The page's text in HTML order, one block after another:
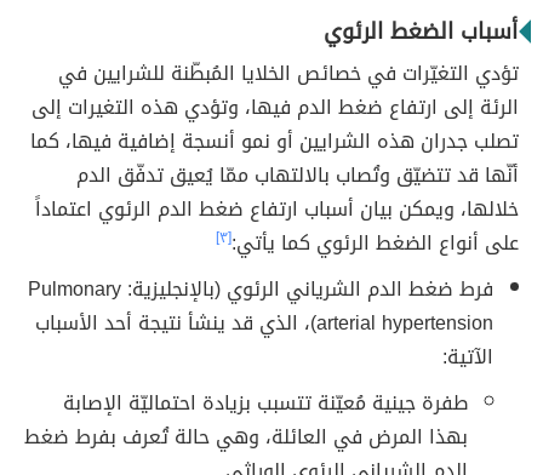
أسباب الضغط الرئوي
تؤدي التغيّرات في خصائص الخلايا المُبطّنة للشرايين في
الرئة إلى ارتفاع ضغط الدم فيها، وتؤدي هذه التغيرات إلى
تصلب جدران هذه الشرايين أو نمو أنسجة إضافية فيها، كما
أنّها قد تتضيّق وتُصاب بالالتهاب ممّا يُعيق تدفّق الدم
خلالها، ويمكن بيان أسباب ارتفاع ضغط الدم الرئوي اعتماداً
على أنواع الضغط الرئوي كما يأتي:[٣]
فرط ضغط الدم الشرياني الرئوي (بالإنجليزية: Pulmonary
arterial hypertension)، الذي قد ينشأ نتيجة أحد الأسباب
الآتية:
طفرة جينية مُعيّنة تتسبب بزيادة احتماليّة الإصابة
بهذا المرض في العائلة، وهي حالة تُعرف بفرط ضغط